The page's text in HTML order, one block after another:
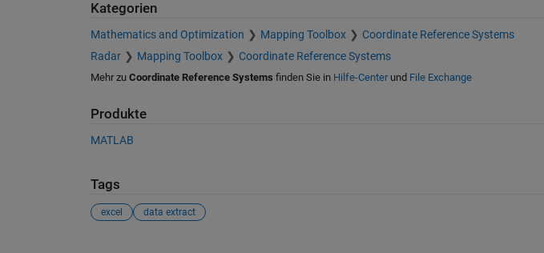
Kategorien
Mathematics and Optimization Mapping Toolbox
Coordinate Reference Systems
Radar
Mapping Toolbox Coordinate Reference Systems
Mehr zu Coordinate Reference Systems finden Sie in Hilfe-Centerund File Exchange
Produkte
MATLAB
Tags
excel data extract